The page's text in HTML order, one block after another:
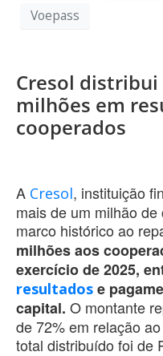
Voepass
Cresol distribui
milhões em
cooperados
A Cresol, instituição
mais de um milhão
marco histórico ao
milhões aos
exercício de 2025,
resultados e
capital. O montante
de 72% em relação
total distribuído foi de